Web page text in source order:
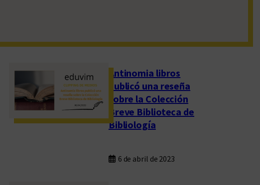
1 de abril de 2023
Antinomia libros
publicó una reseña
sobre la Colección
Breve Biblioteca de
Bibliología
6 de abril de 2023